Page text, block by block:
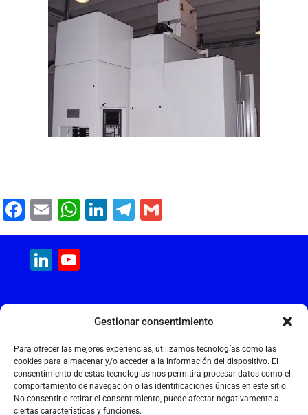
Gestionar consentimiento
Para ofrecer las mejores experiencias, utilizamos tecnologías como las
cookies para almacenar y/o acceder a la información del dispositivo. El
consentimiento de estas tecnologías nos permitirá procesar datos como el
comportamiento de navegación o las identificaciones únicas en este sitio.
No consentir o retirar el consentimiento, puede afectar negativamente a
ciertas características y funciones.
F
a
c
e
b
o
k
E
m
ai
W
h
A
p
Li
n
dI
n
T
el
a
m
m
LinkedIn
Calle Cantir, 12 – Nave 7
Polígono Industrial Magarola
08292 Esparreguera – Barcelona
+34 934 397 038
info@maquinariainternacional.com